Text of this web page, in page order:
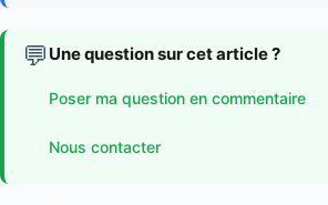
💬 Une question sur cet article ?
Poser ma question en commentaire
Nous contacter